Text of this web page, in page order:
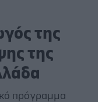
της
της
πρόγραμμα